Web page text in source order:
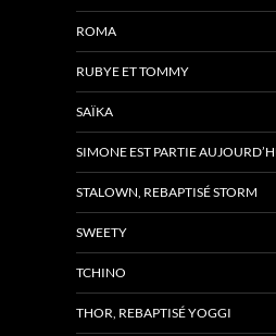
ROMA
RUBYE ET TOMMY
SAÏKA
SIMONE EST PARTIE
STALOWN, REBAPTISÉ STORM
SWEETY
TCHINO
THOR, REBAPTISÉ YOGGI